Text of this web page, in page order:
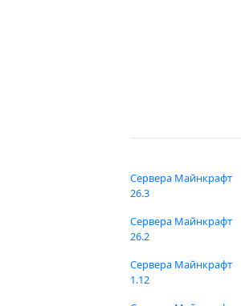
Сервера Майнкрафт
26.3
Сервера Майнкрафт
26.2
Сервера Майнкрафт
1.12